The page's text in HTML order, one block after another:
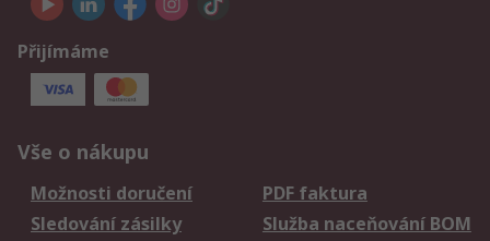
Přijímáme
Vše o nákupu
Možnosti doručení
PDF faktura
Sledování zásilky
Služba naceňování BOM